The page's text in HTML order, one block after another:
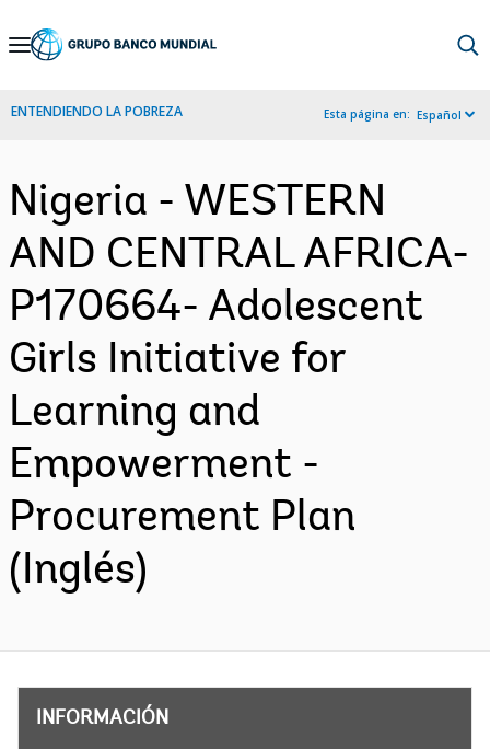
Skip
Navigation
ENTENDIENDO LA POBREZA Esta página en: Español
Nigeria - WESTERN
AND CENTRAL AFRICA-
P170664- Adolescent
Girls Initiative for
Learning and
Empowerment -
Procurement Plan
(Inglés)
INFORMACIÓN